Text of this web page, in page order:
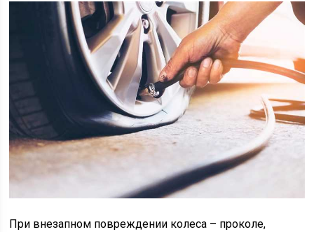
При внезапном повреждении колеса – проколе,